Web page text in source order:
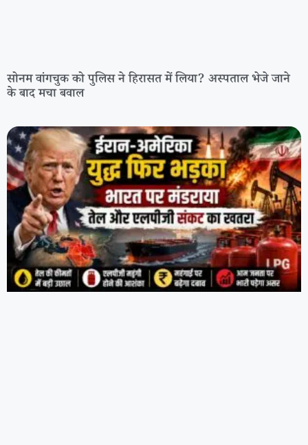
सोनम वांगचुक को पुलिस ने हिरासत में लिया? अस्पताल भेजे जाने
के बाद मचा बवाल